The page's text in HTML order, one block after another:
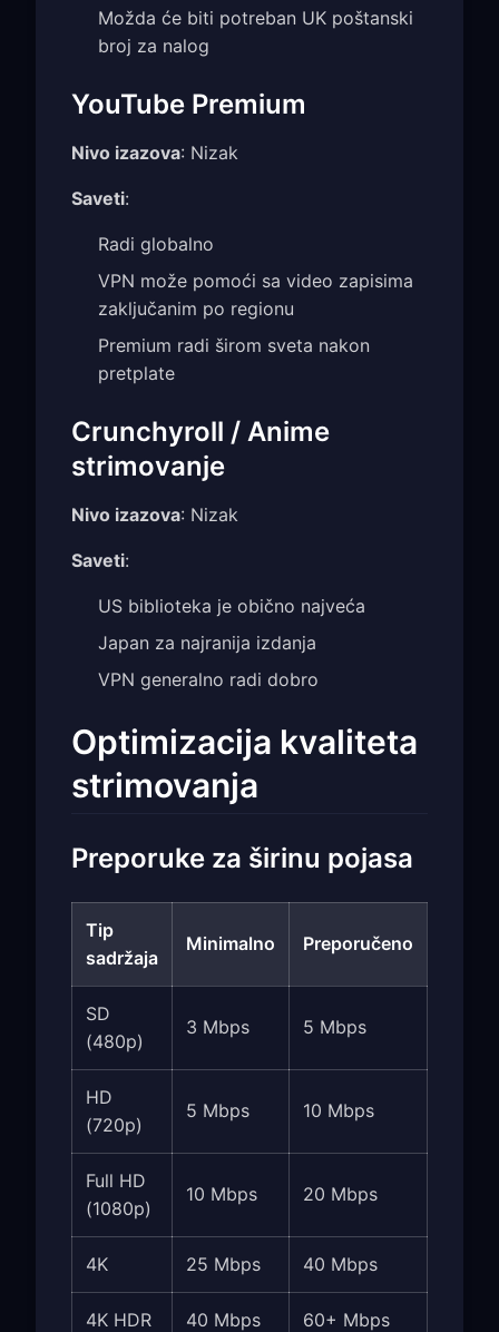
Možda će biti potreban UK poštanski
broj za nalog
YouTube Premium
Nivo izazova: Nizak
Saveti:
Radi globalno
VPN može pomoći sa video zapisima
zaključanim po regionu
Premium radi širom sveta nakon
pretplate
Crunchyroll / Anime
strimovanje
Nivo izazova: Nizak
Saveti:
US biblioteka je obično najveća
Japan za najranija izdanja
VPN generalno radi dobro
Optimizacija kvaliteta
strimovanja
Preporuke za širinu pojasa
Tip
sadržaja
Minimalno Preporučeno
SD
(480p)
3 Mbps 5 Mbps
HD
(720p)
5 Mbps 10 Mbps
Full HD
(1080p)
10 Mbps 20 Mbps
4K 25 Mbps 40 Mbps
4K HDR 40 Mbps 60+ Mbps